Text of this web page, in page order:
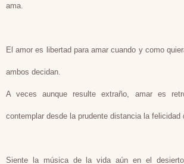
ama.
El amor es libertad para amar cuando y como
ambos decidan.
A veces aunque resulte extraño, amar es
contemplar desde la prudente distancia la felicidad
Siente la música de la vida aún en el